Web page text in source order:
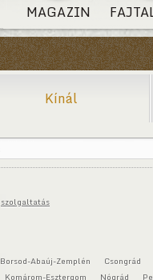
MAGAZIN
Kínál
szolgaltatás
Borsod-Abaúj-Zemplén
Csongrád
Komárom-Esztergom Nógrád